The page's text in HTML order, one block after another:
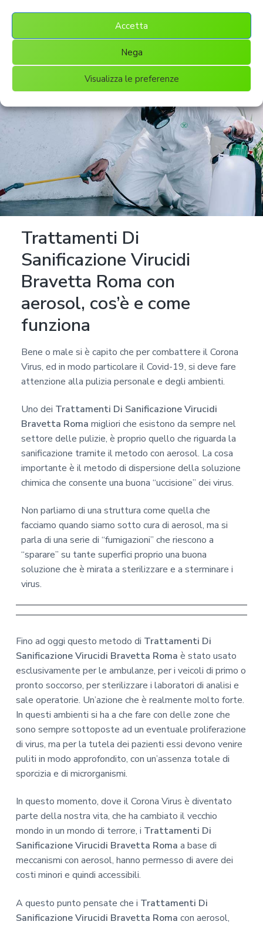
Accetta
Nega
Visualizza le preferenze
Trattamenti Di
Sanificazione Virucidi
Bravetta Roma con
aerosol, cos’è e come
funziona
Bene o male si è capito che per combattere il Corona
Virus, ed in modo particolare il Covid-19, si deve fare
attenzione alla pulizia personale e degli ambienti.
Uno dei Trattamenti Di Sanificazione Virucidi
Bravetta Roma migliori che esistono da sempre nel
settore delle pulizie, è proprio quello che riguarda la
sanificazione tramite il metodo con aerosol. La cosa
importante è il metodo di dispersione della soluzione
chimica che consente una buona “uccisione” dei virus.
Non parliamo di una struttura come quella che
facciamo quando siamo sotto cura di aerosol, ma si
parla di una serie di “fumigazioni” che riescono a
“sparare” su tante superfici proprio una buona
soluzione che è mirata a sterilizzare e a sterminare i
virus.
Fino ad oggi questo metodo di Trattamenti Di
Sanificazione Virucidi Bravetta Roma è stato usato
esclusivamente per le ambulanze, per i veicoli di primo o
pronto soccorso, per sterilizzare i laboratori di analisi e
sale operatorie. Un’azione che è realmente molto forte.
In questi ambienti si ha a che fare con delle zone che
sono sempre sottoposte ad un eventuale proliferazione
di virus, ma per la tutela dei pazienti essi devono venire
puliti in modo approfondito, con un’assenza totale di
sporcizia e di microrganismi.
In questo momento, dove il Corona Virus è diventato
parte della nostra vita, che ha cambiato il vecchio
mondo in un mondo di terrore, i Trattamenti Di
Sanificazione Virucidi Bravetta Roma a base di
meccanismi con aerosol, hanno permesso di avere dei
costi minori e quindi accessibili.
A questo punto pensate che i Trattamenti Di
Sanificazione Virucidi Bravetta Roma con aerosol,